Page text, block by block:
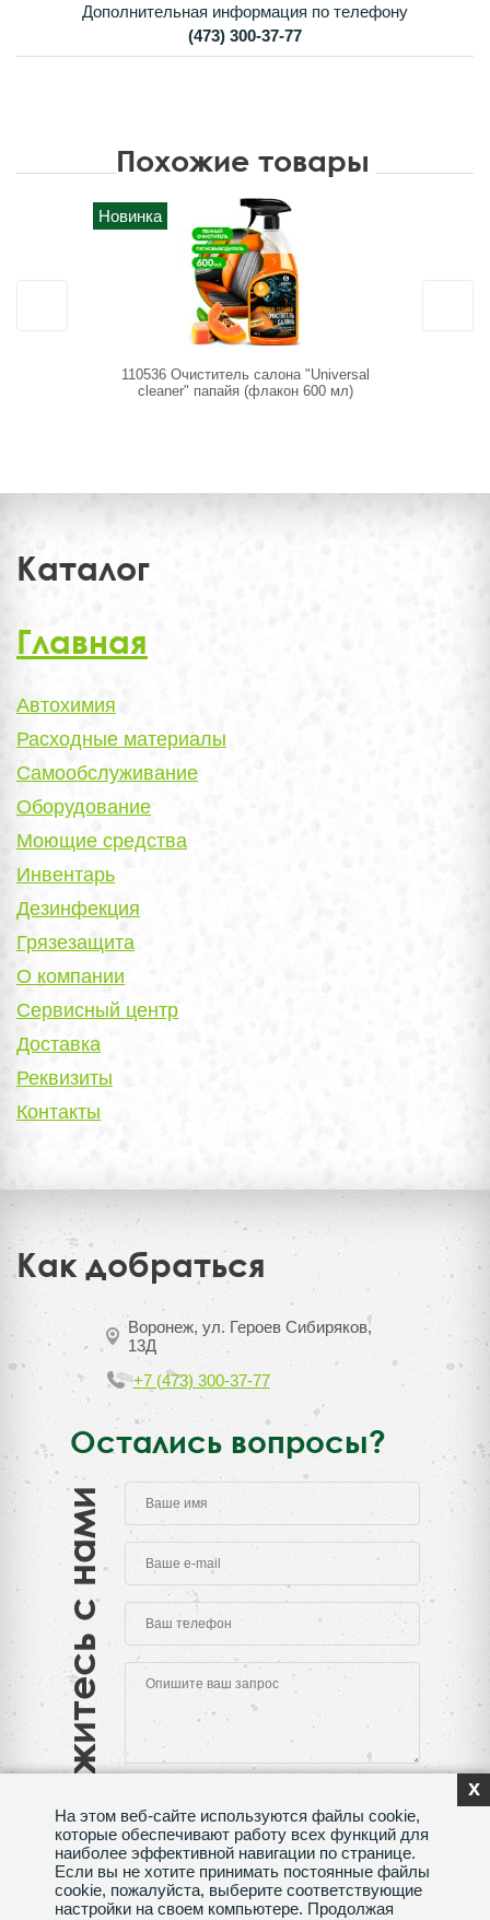
Дополнительная информация по телефону
(473) 300-37-77
Похожие товары
Новинка
110536 Очиститель салона "Universal
сleaner" папайя (флакон 600 мл)
Каталог
Главная
Автохимия
Расходные материалы
Самообслуживание
Оборудование
Моющие средства
Инвентарь
Дезинфекция
Грязезащита
О компании
Сервисный центр
Доставка
Реквизиты
Контакты
Как добраться
Воронеж, ул. Героев Сибиряков,
13Д
+7 (473) 300-37-77
Остались вопросы?
Свяжитесь с нами
Нажимая на кнопку "Отправить", Вы даете согласие
на обработку своихперсональных данных
x
На этом веб-сайте используются файлы cookie,
которые обеспечивают работу всех функций для
наиболее эффективной навигации по странице.
Если вы не хотите принимать постоянные файлы
cookie, пожалуйста, выберите соответствующие
настройки на своем компьютере. Продолжая